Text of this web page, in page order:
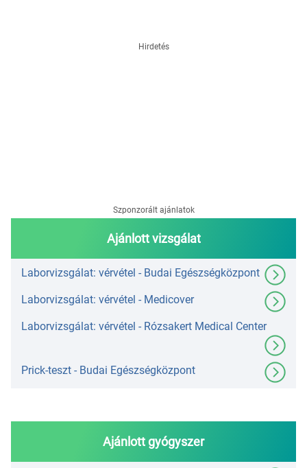
Hirdetés
Ajánlott vizsgálat
Szponzorált ajánlatok
Laborvizsgálat: vérvétel - Budai Egészségközpont
Laborvizsgálat: vérvétel - Medicover
Laborvizsgálat: vérvétel - Rózsakert Medical Center
Prick-teszt - Budai Egészségközpont
Ajánlott gyógyszer